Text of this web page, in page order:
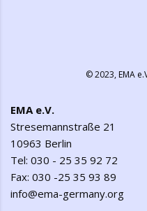
© 2023,EMA
EMA e.V.
Stresemannstraße 21
10963 Berlin
Tel: 030 - 25 35 92 72
Fax: 030 -25 35 93 89
info@ema-germany.org